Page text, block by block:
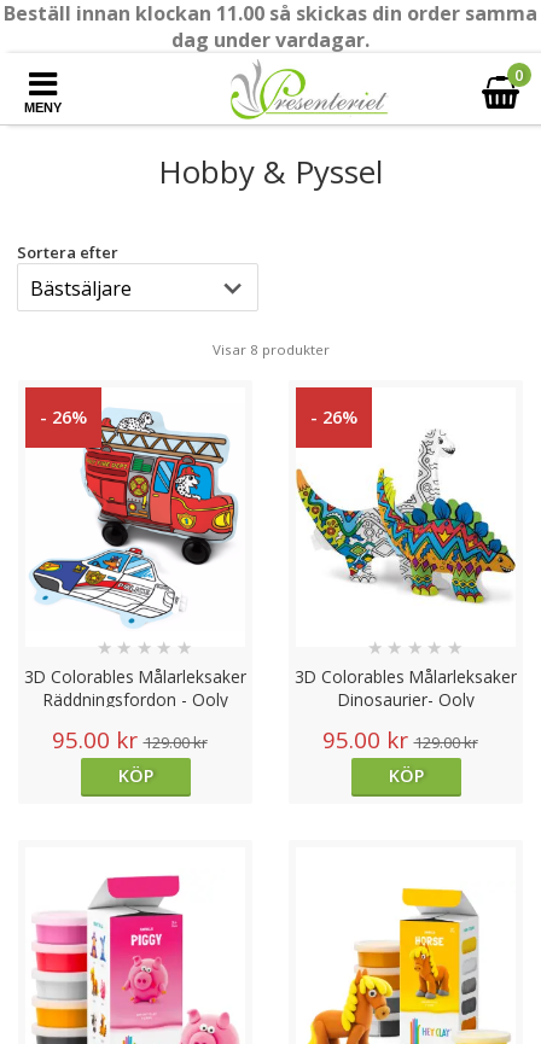
Beställ innan klockan 11.00 så skickas din order samma
dag under vardagar.
MENY
0
Hobby & Pyssel
Sortera efter
Visar 8 produkter
- 26%
3D Colorables Målarleksaker
Räddningsfordon - Ooly
★ ★ ★ ★ ★
95.00 kr 129.00 kr
KÖP
- 26%
3D Colorables Målarleksaker
Dinosaurier- Ooly
★ ★ ★ ★ ★
95.00 kr 129.00 kr
KÖP